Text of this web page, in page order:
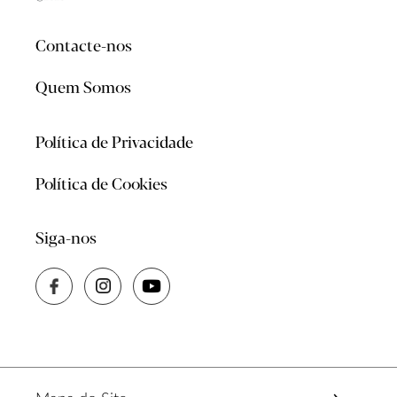
Contacte-nos
Quem Somos
Política de Privacidade
Política de Cookies
Siga-nos